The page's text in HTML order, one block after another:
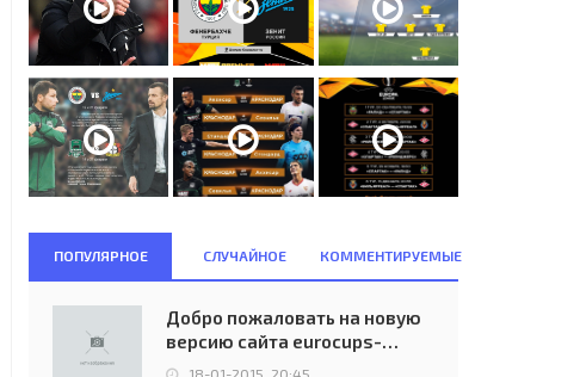
ПОПУЛЯРНОЕ СЛУЧАЙНОЕ КОММЕНТИРУЕМЫЕ
Добро пожаловать на новую
версию сайта eurocups-
uefa.ru
18-01-2015, 20:45